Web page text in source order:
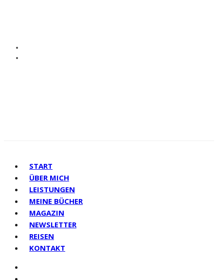
START
ÜBER MICH
LEISTUNGEN
MEINE BÜCHER
MAGAZIN
NEWSLETTER
REISEN
KONTAKT